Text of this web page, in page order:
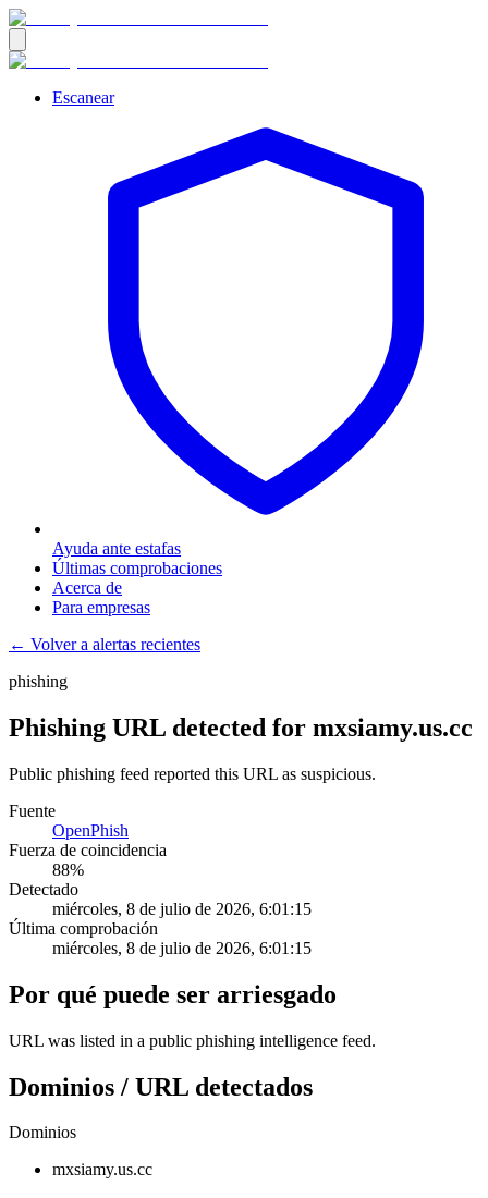
Escanear
Ayuda ante estafas
Últimas comprobaciones
Acerca de
Para empresas
← Volver a alertas recientes
phishing
Phishing URL detected for mxsiamy.us.cc
Public phishing feed reported this URL as suspicious.
Fuente
OpenPhish
Fuerza de coincidencia
88%
Detectado
miércoles, 8 de julio de 2026, 6:01:15
Última comprobación
miércoles, 8 de julio de 2026, 6:01:15
Por qué puede ser arriesgado
URL was listed in a public phishing intelligence feed.
Dominios / URL detectados
Dominios
mxsiamy.us.cc